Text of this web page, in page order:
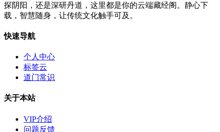
探阴阳，还是深研丹道，这里都是你的云端藏经阁。静心下
载，智慧随身，让传统文化触手可及。
快速导航
个人中心
标签云
道门常识
关于本站
VIP介绍
问题反馈